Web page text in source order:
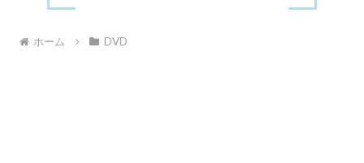
ホーム DVD